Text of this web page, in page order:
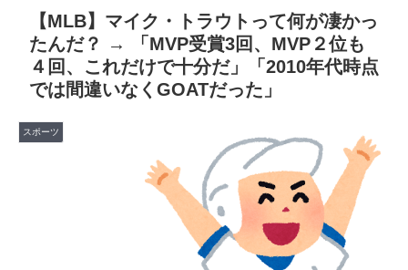
た米人気SF作品に絶賛の声が殺到中
▶ 海外「お前らの国に他愛のない対立ってある？」日本
「エスカレーターの立つ位置」
▶
韓国人「猛暑で〇〇も疲れ果てた…〇〇の個体数が急
海外「StumbleUponが恋しいんじゃない、あの頃のネッ
トが面白すぎたんだ」1995〜2010年の消えたサイトの
韓国人「どうやら五輪サッカー日韓戦でも審判の接待が
あった模様…」→「メダル剥奪なのでは…？（ﾌﾞﾙﾌﾞﾙ」
【MLB】マイク・トラウトって何が凄かっ
たんだ？ → 「MVP受賞3回、MVP２位も
４回、これだけで十分だ」「2010年代時点
では間違いなくGOATだった」
スポーツ